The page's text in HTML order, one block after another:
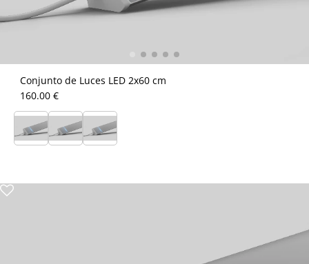
Conjunto de Luces LED 2x60 cm
160.00 €